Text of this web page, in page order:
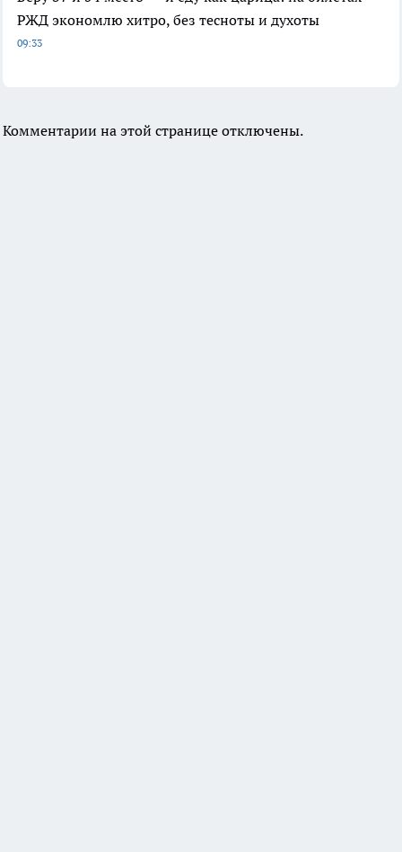
РЖД экономлю хитро, без тесноты и духоты
09:33
Комментарии на этой странице отключены.